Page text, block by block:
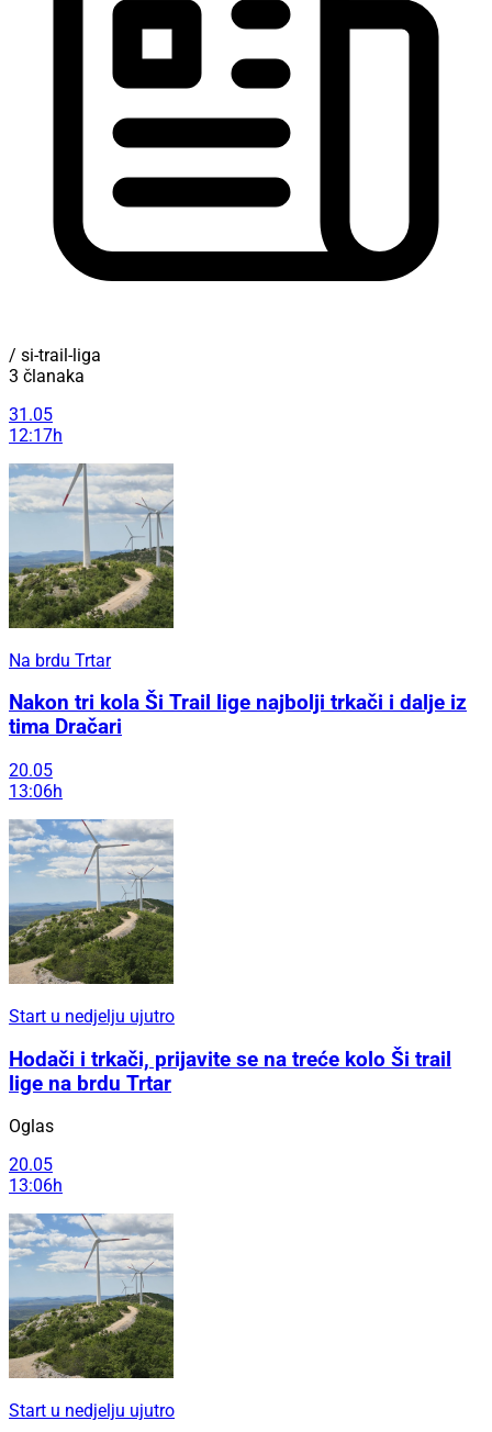
/ si-trail-liga
3 članaka
31.05
12:17h
Na brdu Trtar
Nakon tri kola Ši Trail lige najbolji trkači i dalje iz
tima Dračari
20.05
13:06h
Start u nedjelju ujutro
Hodači i trkači, prijavite se na treće kolo Ši trail
lige na brdu Trtar
Oglas
20.05
13:06h
Start u nedjelju ujutro